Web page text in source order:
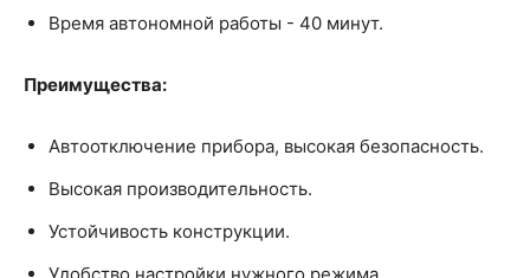
Время автономной работы - 40 минут.
Преимущества:
Автоотключение прибора, высокая безопасность.
Высокая производительность.
Устойчивость конструкции.